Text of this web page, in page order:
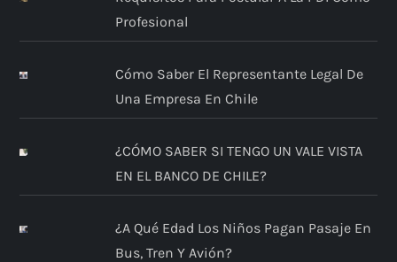
Profesional
Cómo Saber El Representante Legal De
Una Empresa En Chile
¿CÓMO SABER SI TENGO UN VALE VISTA
EN EL BANCO DE CHILE?
¿A Qué Edad Los Niños Pagan Pasaje En
Bus, Tren Y Avión?